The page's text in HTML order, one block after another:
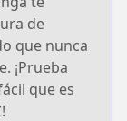
de
que nunca
¡Prueba
que es